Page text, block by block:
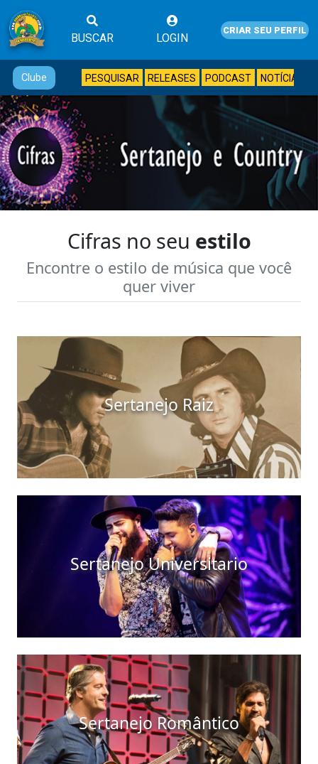
BUSCAR LOGIN
CRIAR SEU PERFIL
Clube PESQUISAR RELEASES PODCAST NOTÍCIAS
Cifras no seu estilo
Encontre o estilo de música que você
quer viver
Sertanejo Raiz
Sertanejo Universitario
Sertanejo Romântico